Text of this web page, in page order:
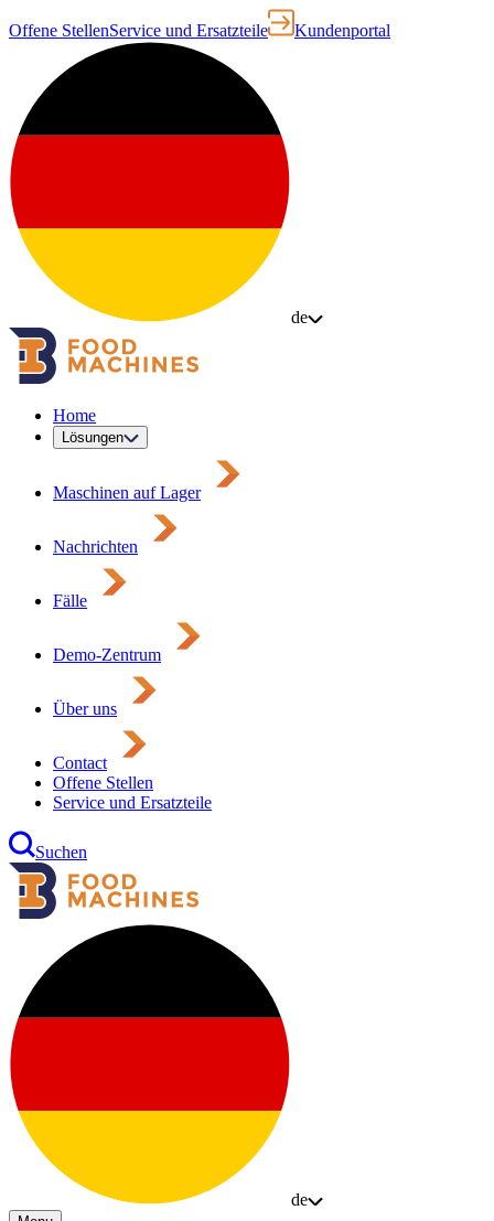
Offene StellenService und Ersatzteile Kundenportal
de
Home
Lösungen
Maschinen auf Lager
Nachrichten
Fälle
Demo-Zentrum
Über uns
Contact
Offene Stellen
Service und Ersatzteile
Suchen
de